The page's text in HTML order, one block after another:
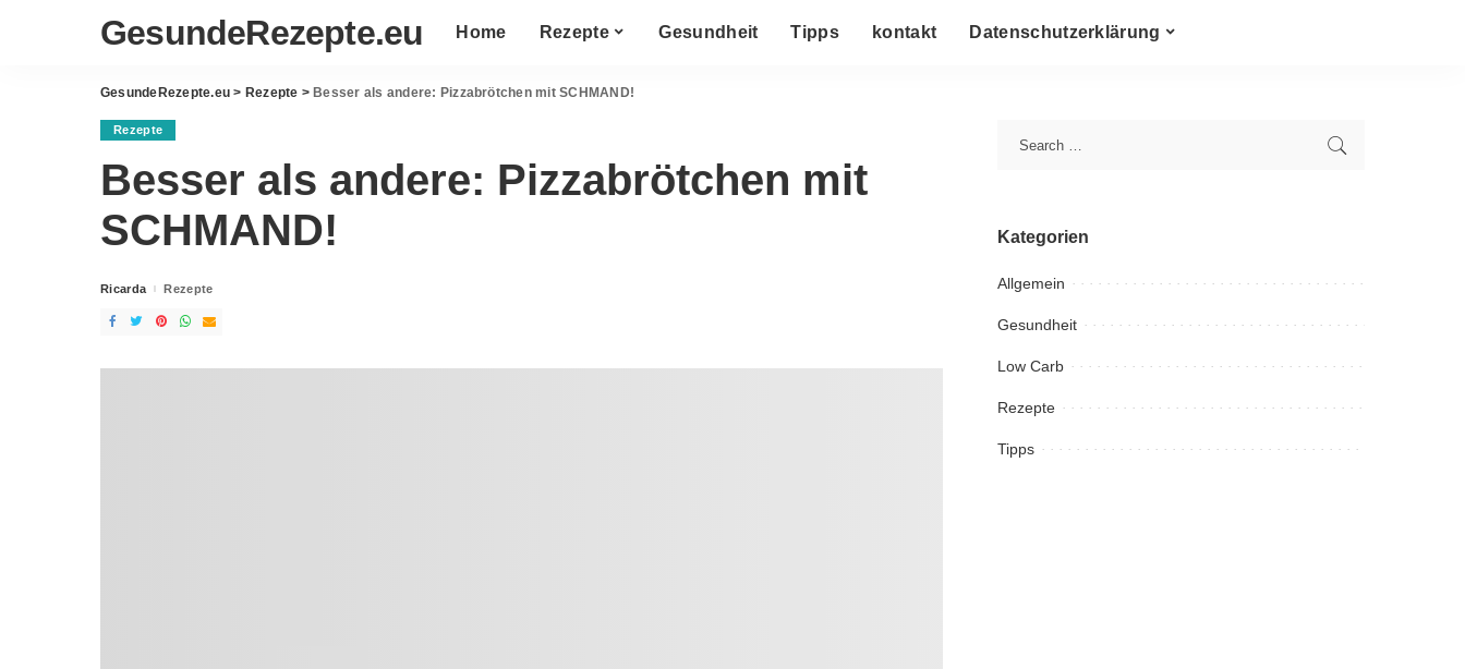
GesundeRezepte.eu Home Rezepte Gesundheit Tipps kontakt Datenschutzerklärung
GesundeRezepte.eu > Rezepte > Besser als andere: Pizzabrötchen mit SCHMAND!
Rezepte
Besser als andere: Pizzabrötchen mit
SCHMAND!
Posted
Ricarda Rezepte
Kategorien
Allgemein
Gesundheit
Low Carb
Rezepte
Tipps